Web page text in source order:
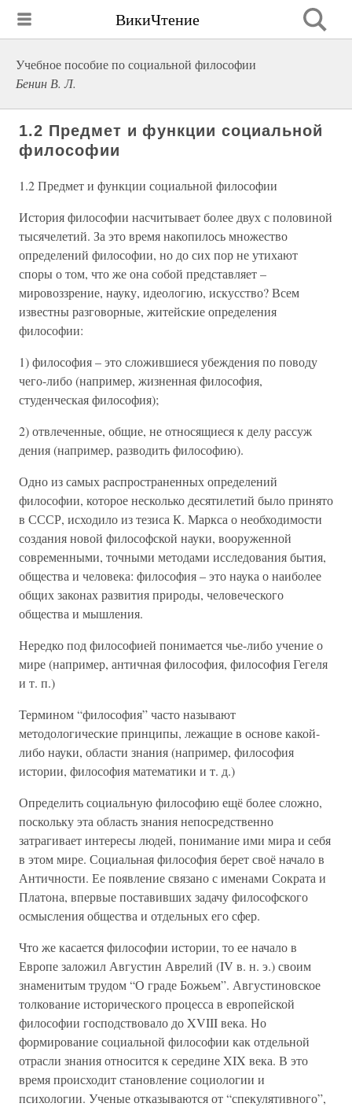
ВикиЧтение
Учебное пособие по социальной философии
Бенин В. Л.
1.2 Предмет и функции социальной
философии
1.2 Предмет и функции социальной философии
История философии насчитывает более двух с половиной
тысячелетий. За это время накопилось множество
определений философии, но до сих пор не утихают
споры о том, что же она собой представляет –
мировоззрение, науку, идеологию, искусство? Всем
известны разговорные, житейские определения
философии:
1) философия – это сложившиеся убеждения по поводу
чего-либо (например, жизненная философия,
студенческая философия);
2) отвлеченные, общие, не относящиеся к делу рассуж
дения (например, разводить философию).
Одно из самых распространенных определений
философии, которое несколько десятилетий было принято
в СССР, исходило из тезиса К. Маркса о необходимости
создания новой философской науки, вооруженной
современными, точными методами исследования бытия,
общества и человека: философия – это наука о наиболее
общих законах развития природы, человеческого
общества и мышления.
Нередко под философией понимается чье-либо учение о
мире (например, античная философия, философия Гегеля
и т. п.)
Термином “философия” часто называют
методологические принципы, лежащие в основе какой-
либо науки, области знания (например, философия
истории, философия математики и т. д.)
Определить социальную философию ещё более сложно,
поскольку эта область знания непосредственно
затрагивает интересы людей, понимание ими мира и себя
в этом мире. Социальная философия берет своё начало в
Античности. Ее появление связано с именами Сократа и
Платона, впервые поставивших задачу философского
осмысления общества и отдельных его сфер.
Что же касается философии истории, то ее начало в
Европе заложил Августин Аврелий (IV в. н. э.) своим
знаменитым трудом “О граде Божьем”. Августиновское
толкование исторического процесса в европейской
философии господствовало до XVIII века. Но
формирование социальной философии как отдельной
отрасли знания относится к середине XIX века. В это
время происходит становление социологии и
психологии. Ученые отказываются от “спекулятивного”,